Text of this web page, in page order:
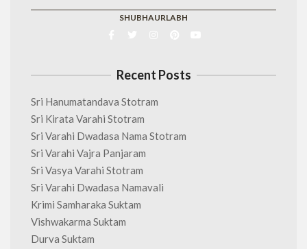
SHUBHAURLABH
Recent Posts
Sri Hanumatandava Stotram
Sri Kirata Varahi Stotram
Sri Varahi Dwadasa Nama Stotram
Sri Varahi Vajra Panjaram
Sri Vasya Varahi Stotram
Sri Varahi Dwadasa Namavali
Krimi Samharaka Suktam
Vishwakarma Suktam
Durva Suktam